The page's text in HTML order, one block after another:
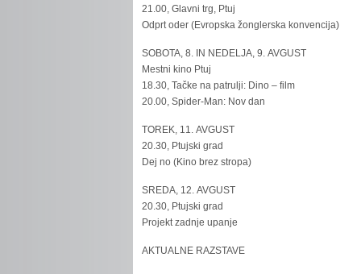
21.00, Glavni trg, Ptuj
Odprt oder (Evropska žonglerska konvencija)
SOBOTA, 8. IN NEDELJA, 9. AVGUST
Mestni kino Ptuj
18.30, Tačke na patrulji: Dino – film
20.00, Spider-Man: Nov dan
TOREK, 11. AVGUST
20.30, Ptujski grad
Dej no (Kino brez stropa)
SREDA, 12. AVGUST
20.30, Ptujski grad
Projekt zadnje upanje
AKTUALNE RAZSTAVE